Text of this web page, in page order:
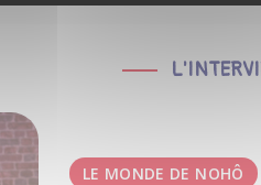
LE MONDE DE NOHÔ